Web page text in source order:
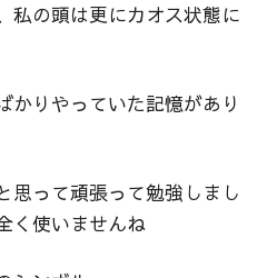
私の頭は更にカオス状態に
かりやっていた記憶があり
思って頑張って勉強しまし
く使いませんね